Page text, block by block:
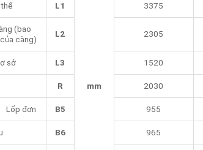
mm
L1 3375
(bao
càng)
L2 2305
sở L3 1520
R 2030
Lốp đơn B5 955
B6 965